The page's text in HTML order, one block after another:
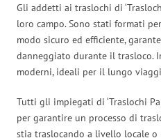
Gli addetti ai traslochi di
loro campo. Sono stati formati
modo sicuro ed efficiente,
danneggiato durante il trasloco.
moderni, ideali per il lungo
Tutti gli impiegati di ‘Traslochi
per garantire un processo di
stia traslocando a livello locale o